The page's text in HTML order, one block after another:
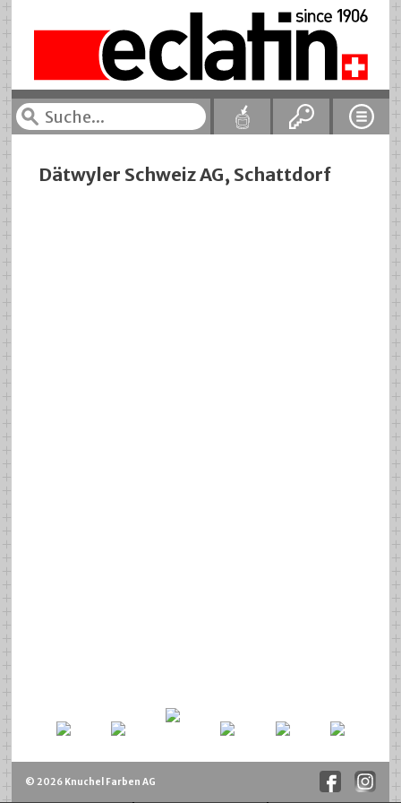
Dätwyler Schweiz AG, Schattdorf
© 2026 Knuchel Farben AG